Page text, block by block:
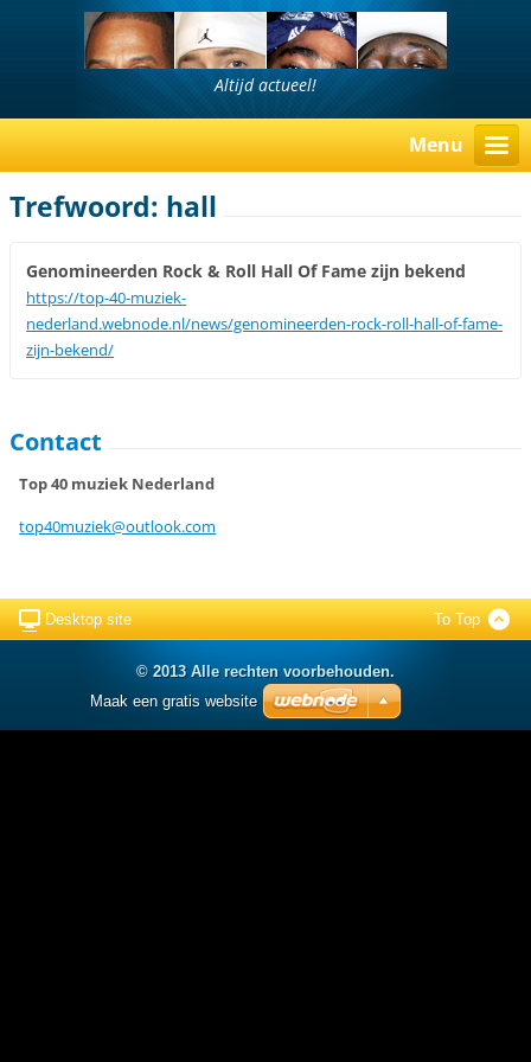
Altijd actueel!
Menu
Trefwoord: hall
Genomineerden Rock & Roll Hall Of Fame zijn bekend
https://top-40-muziek-
nederland.webnode.nl/news/genomineerden-rock-roll-hall-of-fame-
zijn-bekend/
Contact
Top 40 muziek Nederland
top40muziek@outlook.com
Desktop site To Top
© 2013 Alle rechten voorbehouden.
Maak een gratis website